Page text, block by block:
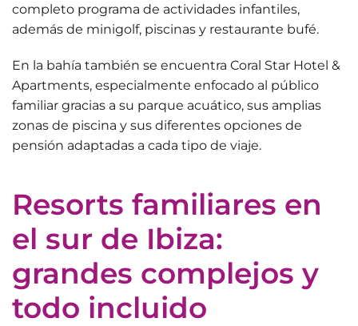
completo programa de actividades infantiles,
además de minigolf, piscinas y restaurante bufé.
En la bahía también se encuentra Coral Star Hotel &
Apartments, especialmente enfocado al público
familiar gracias a su parque acuático, sus amplias
zonas de piscina y sus diferentes opciones de
pensión adaptadas a cada tipo de viaje.
Resorts familiares en
el sur de Ibiza:
grandes complejos y
todo incluido